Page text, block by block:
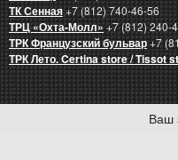
ТК Сенная+7 (812) 740-46-56
ТРЦ «Охта-Молл»+7 (812) 240-
ТРК Французский бульвар+7
ТРК Лето. Certina store / Tissot
Ваш